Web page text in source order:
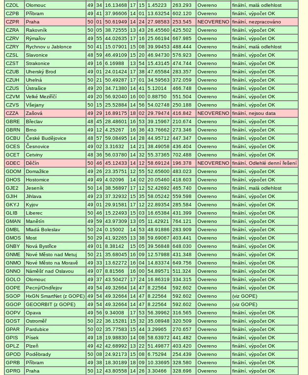
CZOL
Olomouc 49 34 16.13468 17 15 1.45223 263.293 Overeno
finální, malá odlehlost
CZPB
Příbram 49 41 37.96606 14 01 13.63254 602.120 Overeno
finální, výpočet OK
CZPR
Praha 50 01 50.61949 14 24 27.98583 253.545 NEOVERENO finální, nezpracováno
CZRA
Rakovník 50 05 38.72555 13 43 26.45560 425.502 Overeno
finální, výpočet OK
CZRV
Rýmařov 49 55 44.02635 17 16 25.66194 667.985 Overeno
finální, výpočet OK
CZRY
Rychnov u Jablonce 50 41 15.07901 15 08 39.99453 488.444 Overeno
finální, malá odlehlost
CZSL
Slavonice 48 59 46.49109 15 20 46.94730 576.923 Overeno
finální, výpočet OK
CZST
Strakonice 49 16 6.16988 13 54 15.43145 474.744 Overeno
finální, výpočet OK
CZUB
Uherský Brod 49 01 24.01424 17 38 47.65584 283.357 Overeno
finální, výpočet OK
CZUH
Uhelná 50 21 50.49287 17 01 34.59563 372.059 Overeno
finální, výpočet OK
CZUS
Ústrašice 49 20 34.71380 14 41 5.12014 466.748 Overeno
finální, výpočet OK
CZVM
Velké Meziříčí 49 20 56.92040 16 00 0.88750 551.504 Overeno
finální, výpočet OK
CZVS
Všejany 50 15 25.52884 14 56 54.02748 250.188 Overeno
finální, výpočet OK
CZZA
Zašová 49 29 16.89175 18 02 29.79474 416.842 NEOVERENO finální, nejsou data
GBRE
Břeclav 48 45 28.48601 16 53 39.15967 210.674 Overeno
finální, výpočet OK
GBRN
Brno 49 12 4.25267 16 36 43.76662 273.346 Overeno
finální, výpočet OK
GCBU
České Budějovice 48 57 59.08495 14 28 44.95712 447.347 Overeno
finální, výpočet OK
GCES
Česnovice 49 02 3.31632 14 21 38.49058 436.404 Overeno
finální, výpočet OK
GCET
Cetviny 48 36 56.03780 14 32 55.37365 702.488 Overeno
finální, výpočet OK
GDEC
Děčín 50 46 45.12433 14 12 58.69124 196.378 NEOVERENO finální, Odlehlé denní řešení
GDOM
Domažlice 49 26 23.35751 12 55 52.65600 483.023 Overeno
finální, výpočet OK
GHOS
Hostomice 49 49 4.02096 14 02 20.05460 418.603 Overeno
finální, výpočet OK
GJE2
Jeseník 50 14 38.56897 17 12 52.42692 465.740 Overeno
finální, malá odlehlost
GJIH
Jihlava 49 23 37.32932 15 35 58.05242 559.598 Overeno
finální, výpočet OK
GKYJ
Kyjov 49 01 29.91581 17 12 22.89354 285.584 Overeno
finální, výpočet OK
GLIB
Liberec 50 46 15.22493 15 03 16.65384 431.399 Overeno
finální, výpočet OK
GMAN
Manětín 49 59 43.97309 13 05 11.42921 764.121 Overeno
finální, výpočet OK
GMBL
Mladá Boleslav 50 24 0.15002 14 53 48.91886 283.909 Overeno
finální, výpočet OK
GMOS
Most 50 29 41.92265 13 38 59.69067 403.441 Overeno
finální, výpočet OK
GNBY
Nová Bystřice 49 01 8.38142 15 05 39.56848 648.030 Overeno
finální, výpočet OK
GNME
Nové Město nad Metuj 50 21 35.68045 16 09 12.57988 431.348 Overeno
finální, výpočet OK
GNMO
Nové Město na Moravě 49 33 13.62272 16 04 14.83374 649.756 Overeno
finální, výpočet OK
GNNO
Náměšť nad Oslavou 49 07 8.81566 16 00 54.89571 511.324 Overeno
finální, výpočet OK
GOLO
Olomouc 49 37 43.50427 17 24 16.86319 334.315 Overeno
finální, výpočet OK
GOPE
Pecný/Ondřejov 49 54 49.32664 14 47 8.22564 592.602 Overeno
finální, výpočet OK
SGOP
HxGN SmartNet (z GOPE) 49 54 49.32664 14 47 8.22564 592.602 Overeno
(viz GOPE)
GGOP
GEOORBIT (z GOPE) 49 54 49.32664 14 47 8.22564 592.602 Overeno
(viz GOPE)
GOPV
Opava 49 56 9.34008 17 53 56.39962 316.565 Overeno
finální, výpočet OK
GOST
Ostroměř 50 22 36.15281 15 32 35.08948 320.509 Overeno
finální, výpočet OK
GPAR
Pardubice 50 02 35.77583 15 44 3.29965 270.657 Overeno
finální, výpočet OK
GPIS
Písek 49 18 19.98830 14 08 58.63972 441.482 Overeno
finální, výpočet OK
GPLZ
Plzeň 49 42 42.68992 13 22 51.49877 403.420 Overeno
finální, výpočet OK
GPOD
Poděbrady 50 08 24.92173 15 08 6.75294 254.439 Overeno
finální, výpočet OK
GPRB
Příbram 49 38 18.30189 18 09 10.33695 328.580 Overeno
finální, výpočet OK
GPRG
Praha 50 12 43.80558 14 26 3.30466 328.696 Overeno
finální, výpočet OK